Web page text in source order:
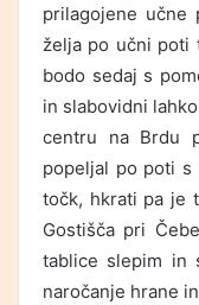
prilagojene učne
želja po učni poti
bodo sedaj s
in slabovidni
centru na Brdu
popeljal po poti s
točk, hkrati pa je
Gostišča pri
tablice slepim in
naročanje hrane